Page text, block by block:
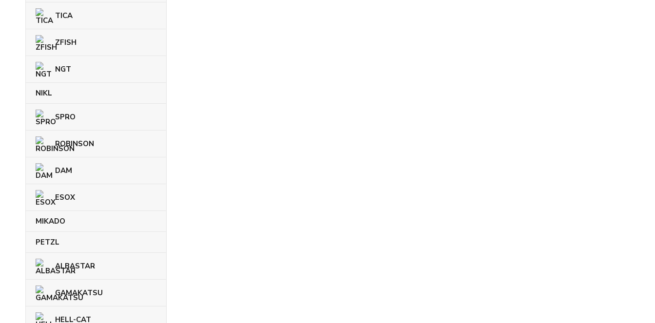
TICA
ZFISH
NGT
NIKL
SPRO
ROBINSON
DAM
ESOX
MIKADO
PETZL
ALBASTAR
GAMAKATSU
HELL-CAT